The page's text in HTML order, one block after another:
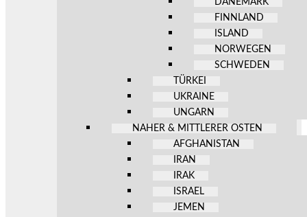
FINNLAND
ISLAND
NORWEGEN
SCHWEDEN
TÜRKEI
UKRAINE
UNGARN
NAHER & MITTLERER OSTEN
AFGHANISTAN
IRAN
IRAK
ISRAEL
JEMEN